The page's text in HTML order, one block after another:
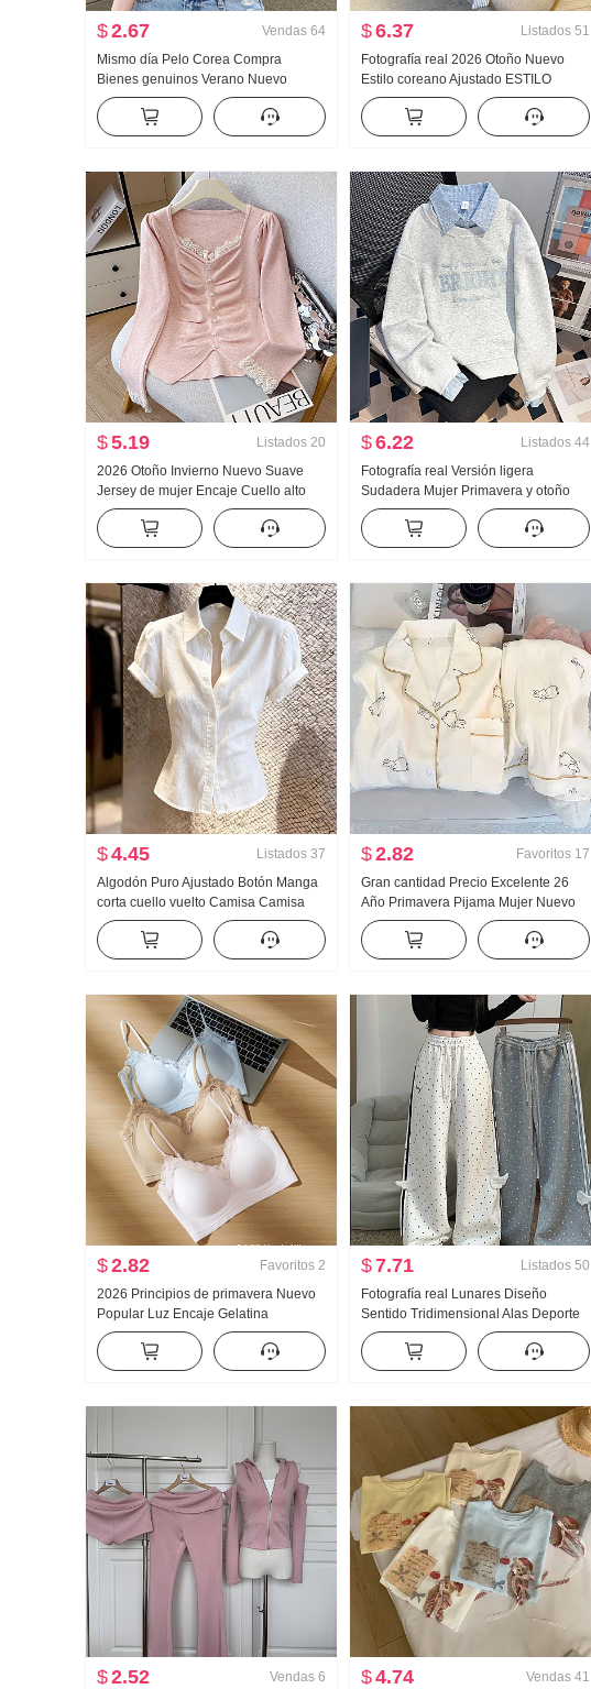
$2.67 Vendas 64
Mismo día Pelo Corea Compra
Bienes genuinos Verano Nuevo
an659 Super hao Aspecto Caracola
Color Micro Transparente Cuello alto
Base Camiseta
$6.37 Listados 51
Fotografía real 2026 Otoño Nuevo
Estilo coreano Ajustado ESTILO
OCCIDENTAL Diseño Sentido Nicho
Rayas Entallado Manga Larga
Camisa para mujer
$5.19 Listados 20
2026 Otoño Invierno Nuevo Suave
Jersey de mujer Encaje Cuello alto
Acolchado Suéter de punto Mujer
Diseño Sentido Encaje Manga Larga
Top
$6.22 Listados 44
Fotografía real Versión ligera
Sudadera Mujer Primavera y otoño
Nuevo Han Serie Dos piezas falsas
Holgado Espina Bordado Rayas
Cuello polo Top
$4.45 Listados 37
Algodón Puro Ajustado Botón Manga
corta cuello vuelto Camisa Camisa
Mujer 2026 Verano Avanzado Sentido
Luz Lujo Suave Viento Top
$2.82 Favoritos 17
Gran cantidad Precio Excelente 26
Año Primavera Pijama Mujer Nuevo
Nubes Algodón Manga Larga
Pequeño cuello vuelto Ropa de casa
Conjunto Transmisión en vivo Alto
$2.82 Favoritos 2
2026 Principios de primavera Nuevo
Popular Luz Encaje Gelatina
Pegamento Tira Corsé Interior
Cinturón Pecho Almohadilla
Adelgazante Chaleco para mujer
$7.71 Listados 50
Fotografía real Lunares Diseño
Sentido Tridimensional Alas Deporte
Wei Pantalones Mujer Nuevo Luz Asia
Viento Holgado Recto Adelgazante
Pantalones casuales
$2.52 Vendas 6
$4.74 Vendas 41